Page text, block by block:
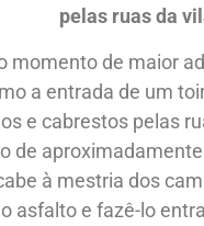
pelas ruas da
momento de maior
a entrada de um
e cabrestos pelas
de
à mestria dos
asfalto e fazê-lo